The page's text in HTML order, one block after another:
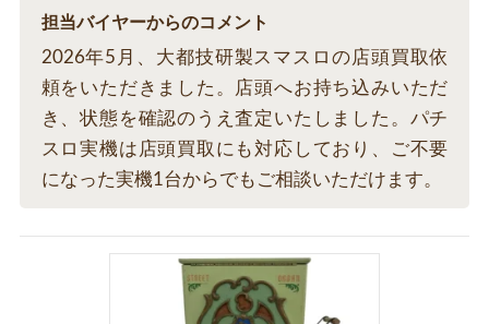
担当バイヤーからのコメント
2026年5月、大都技研製スマスロの店頭買取依
頼をいただきました。店頭へお持ち込みいただ
き、状態を確認のうえ査定いたしました。パチ
スロ実機は店頭買取にも対応しており、ご不要
になった実機1台からでもご相談いただけます。